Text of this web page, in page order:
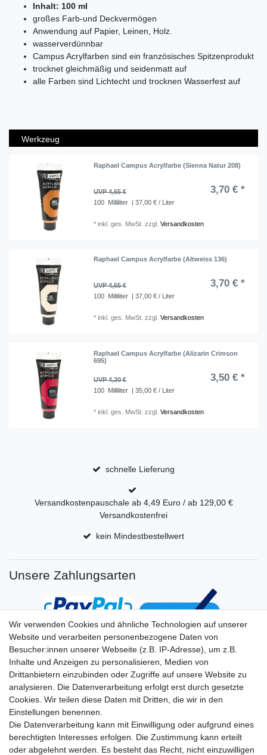
Inhalt: 100 ml
großes Farb-und Deckvermögen
Anwendung auf Papier, Leinen, Holz.
wasserverdünnbar
Campus Acrylfarben sind ein französisches Spitzenprodukt
trocknet gleichmäßig und seidenmatt auf
alle Farben sind Lichtecht und trocknen Wasserfest auf
Werkzeug
Raphael Campus Acrylfarbe (Sienna Natur 208)
UVP 4,65 € 3,70 € *
100 Milliliter | 37,00 € / Liter
*inkl. ges. MwSt. zzgl.Versandkosten
Raphael Campus Acrylfarbe (Altweiss 136)
UVP 4,65 € 3,70 € *
100 Milliliter | 37,00 € / Liter
*inkl. ges. MwSt. zzgl.Versandkosten
Raphael Campus Acrylfarbe (Alizarin Crimson
695)
UVP 4,30 € 3,50 € *
100 Milliliter | 35,00 € / Liter
*inkl. ges. MwSt. zzgl.Versandkosten
schnelle Lieferung
Versandkostenpauschale ab 4,49 Euro / ab 129,00 €
Versandkostenfrei
kein Mindestbestellwert
Unsere Zahlungsarten
Wir verwenden Cookies und ähnliche Technologien auf unserer
Website und verarbeiten personenbezogene Daten von
Besucher:innen unserer Webseite (z.B. IP-Adresse), um z.B.
Inhalte und Anzeigen zu personalisieren, Medien von
Drittanbietern einzubinden oder Zugriffe auf unsere Website zu
analysieren. Die Datenverarbeitung erfolgt erst durch gesetzte
Cookies. Wir teilen diese Daten mit Dritten, die wir in den
Einstellungen benennen.
Die Datenverarbeitung kann mit Einwilligung oder aufgrund eines
berechtigten Interesses erfolgen. Die Zustimmung kann erteilt
oder abgelehnt werden. Es besteht das Recht, nicht einzuwilligen